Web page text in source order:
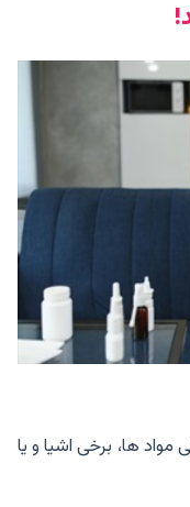
ها، برخی اشیا و یا